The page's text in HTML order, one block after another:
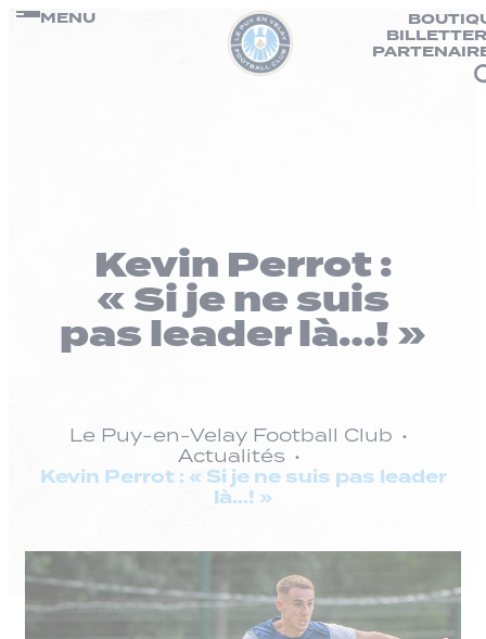
Passer
MENU
Kevin Perrot :
« Si je ne suis
pas leader là…! »
Le Puy-en-Velay Football Club
Actualités
Kevin Perrot : « Si je ne suis pas leader
là…! »
Panneau de gestion des cookies